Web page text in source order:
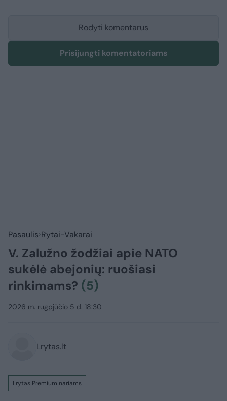
Rodyti komentarus
Prisijungti komentatoriams
Pasaulis Rytai-Vakarai
V. Zalužno žodžiai apie NATO
sukėlė abejonių: ruošiasi
rinkimams? (5)
2026 m. rugpjūčio 5 d. 18:30
Lrytas.lt
Lrytas Premium nariams